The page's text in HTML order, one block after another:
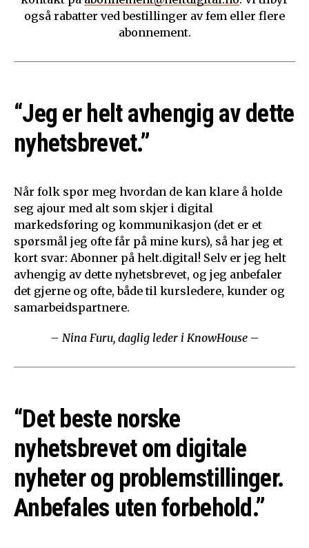
også rabatter ved bestillinger av fem eller flere
abonnement.
“Jeg er helt avhengig av dette
nyhetsbrevet.”
Når folk spør meg hvordan de kan klare å holde
seg ajour med alt som skjer i digital
markedsføring og kommunikasjon (det er et
spørsmål jeg ofte får på mine kurs), så har jeg et
kort svar: Abonner på helt.digital! Selv er jeg helt
avhengig av dette nyhetsbrevet, og jeg anbefaler
det gjerne og ofte, både til kursledere, kunder og
samarbeidspartnere.
– Nina Furu, daglig leder i KnowHouse –
“Det beste norske
nyhetsbrevet om digitale
nyheter og problemstillinger.
Anbefales uten forbehold.”